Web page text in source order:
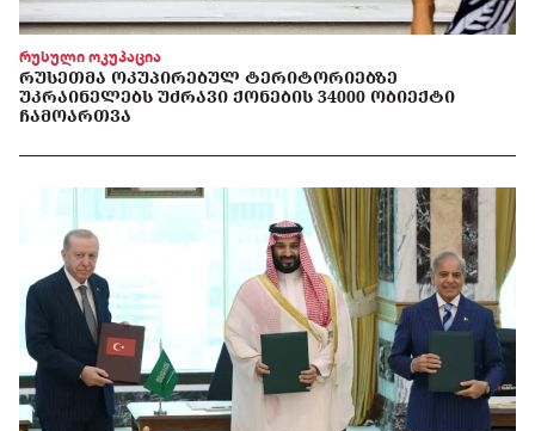
რუსული ოკუპაცია
ᲠᲣᲡᲔᲗᲛᲐ ᲝᲙᲣᲞᲘᲠᲔᲑᲣᲚ ᲢᲔᲠᲘᲢᲝᲠᲘᲔᲑᲖᲔ
ᲣᲙᲠᲐᲘᲜᲔᲚᲔᲑᲡ ᲣᲫᲠᲐᲕᲘ ᲥᲝᲜᲔᲑᲘᲡ 34000 ᲝᲑᲘᲔᲥᲢᲘ
ᲩᲐᲛᲝᲐᲠᲗᲕᲐ